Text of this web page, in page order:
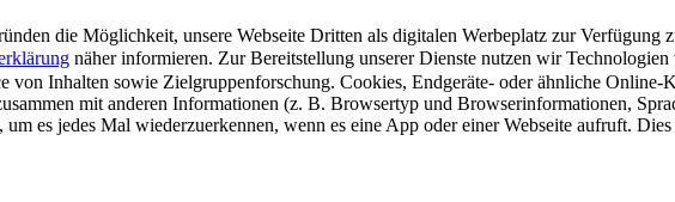
die Möglichkeit, unsere Webseite Dritten als digitalen Werbeplatz zur Verfügung
näher informieren. Zur Bereitstellung unserer Dienste nutzen wir Technologien
von Inhalten sowie Zielgruppenforschung. Cookies, Endgeräte- oder ähnliche
mit anderen Informationen (z. B. Browsertyp und Browserinformationen,
es jedes Mal wiederzuerkennen, wenn es eine App oder einer Webseite aufruft.